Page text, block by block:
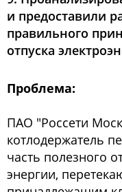
и предоставили
правильного
отпуска
Проблема:
ПАО "Россети
котлодержатель
часть полезного
энергии,